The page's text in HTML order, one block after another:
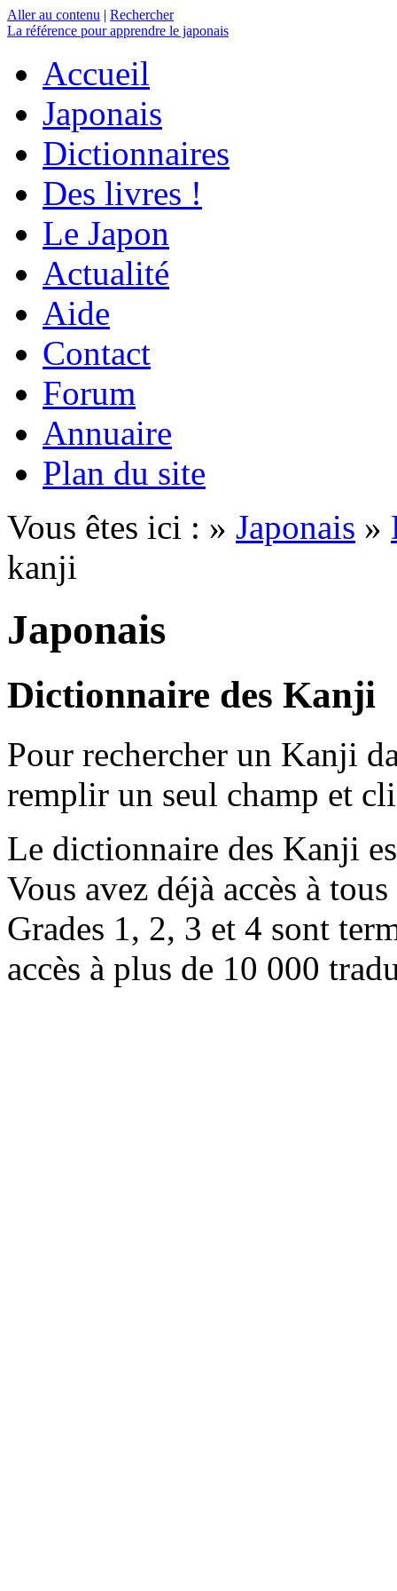
Aller au contenu | Rechercher
La référence pour apprendre le japonais
Accueil
Japonais
Dictionnaires
Des livres !
Le Japon
Actualité
Aide
Contact
Forum
Annuaire
Plan du site
Vous êtes ici : » Japonais »
kanji
Japonais
Dictionnaire des Kanji
Pour rechercher un Kanji
remplir un seul champ et
Le dictionnaire des Kanji
Vous avez déjà accès à
Grades 1, 2, 3 et 4 sont
accès à plus de 10 000